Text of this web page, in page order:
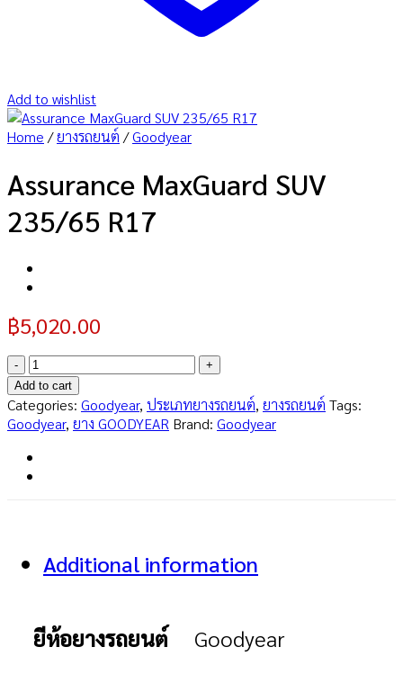
Add to wishlist
Home /ยางรถยนต์ /Goodyear
Assurance MaxGuard SUV
235/65 R17
฿5,020.00
Assurance
MaxGuard
SUV
235/65
R17
quantity
Add to cart
Categories: Goodyear, ประเภทยางรถยนต์, ยางรถยนต์ Tags:
Goodyear, ยาง GOODYEAR Brand: Goodyear
Additional information
ยีห้อยางรถยนต์ Goodyear